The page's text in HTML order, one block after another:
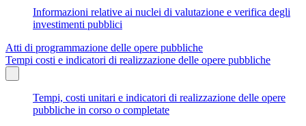
Informazioni relative ai nuclei di valutazione e verifica degli
investimenti pubblici
Atti di programmazione delle opere pubbliche
Tempi costi e indicatori di realizzazione delle opere pubbliche
Tempi, costi unitari e indicatori di realizzazione delle opere
pubbliche in corso o completate